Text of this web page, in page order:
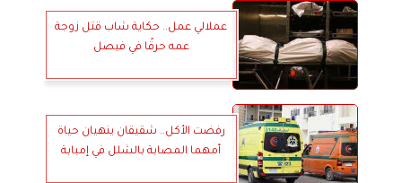
عملالي عمل.. حكاية شاب قتل زوجة
عمه حرقًا في فيصل
رفضت الأكل.. شقيقان ينهيان حياة
أمهما المصابة بالشلل في إمبابة